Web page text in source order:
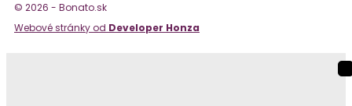
© 2026 - Bonato.sk
Webové stránky od Developer Honza